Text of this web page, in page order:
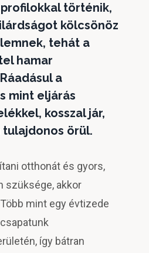
történik,
kölcsönöz
tehát a
hamar
a
mint eljárás
kosszal jár,
tulajdonos örül.
otthonát és gyors,
szüksége, akkor
mint egy évtizede
így bátran